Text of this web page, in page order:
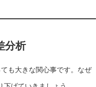
分析
も大きな関心事です。なぜ